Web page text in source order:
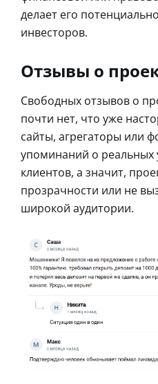
делает его
инвесторов.
Отзывы о
Свободных отзывов о
почти нет, что уже
сайты, агрегаторы или
упоминаний о реальных
клиентов, а значит,
прозрачности или не
широкой аудитории.